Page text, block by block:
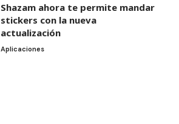
Shazam ahora te permite mandar
stickers con la nueva
actualización
Aplicaciones